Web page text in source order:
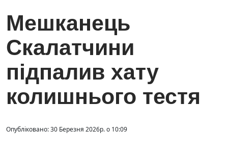
Мешканець
Скалатчини
підпалив хату
колишнього тестя
Опубліковано: 30 Березня 2026р. о 10:09